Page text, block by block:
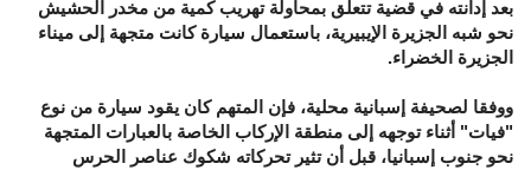
بعد إدانته في قضية تتعلق بمحاولة تهريب كمية من مخدر الحشيش
نحو شبه الجزيرة الإيبيرية، باستعمال سيارة كانت متجهة إلى ميناء
الجزيرة الخضراء.
ووفقا لصحيفة إسبانية محلية، فإن المتهم كان يقود سيارة من نوع
"فيات" أثناء توجهه إلى منطقة الإركاب الخاصة بالعبارات المتجهة
نحو جنوب إسبانيا، قبل أن تثير تحركاته شكوك عناصر الحرس